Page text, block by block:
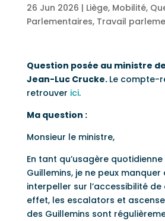
26 Jun 2026 | Liège, Mobilité,
Parlementaires, Travail
Question posée au ministre
Jean-Luc Crucke. Le compte-
retrouver ici.
Ma question :
Monsieur le ministre,
En tant qu’usagère
Guillemins, je ne peux manquer
interpeller sur l’accessibilité de
effet, les escalators et
des Guillemins sont